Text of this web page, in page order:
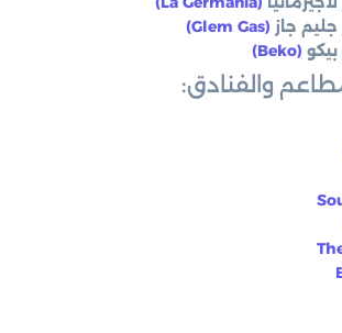
جاز (Glem Gas)
(Beko)
والفنادق: